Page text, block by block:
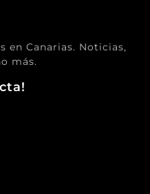
en Canarias. Noticias,
más.